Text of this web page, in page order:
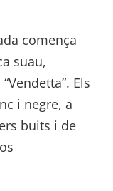
comença
suau,
Els
i negre, a
buits i de